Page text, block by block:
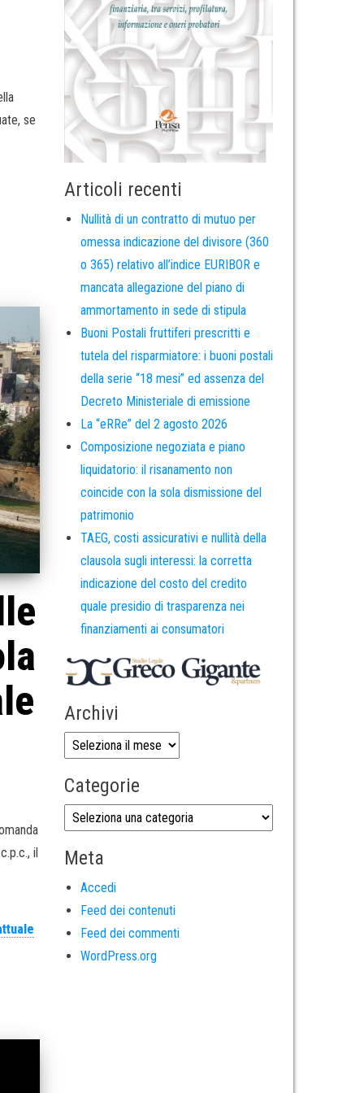
se
il
Articoli recenti
Nullità di un contratto di mutuo per
omessa indicazione del divisore (360
o 365) relativo all’indice EURIBOR e
mancata allegazione del piano di
ammortamento in sede di stipula
Buoni Postali fruttiferi prescritti e
tutela del risparmiatore: i buoni postali
della serie “18 mesi” ed assenza del
Decreto Ministeriale di emissione
La “eRRe” del 2 agosto 2026
Composizione negoziata e piano
liquidatorio: il risanamento non
coincide con la sola dismissione del
patrimonio
TAEG, costi assicurativi e nullità della
clausola sugli interessi: la corretta
indicazione del costo del credito
quale presidio di trasparenza nei
finanziamenti ai consumatori
Archivi
Categorie
Meta
Accedi
Feed dei contenuti
Feed dei commenti
WordPress.org